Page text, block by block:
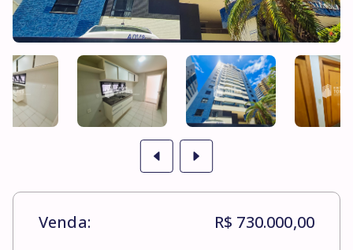
Venda: R$ 730.000,00